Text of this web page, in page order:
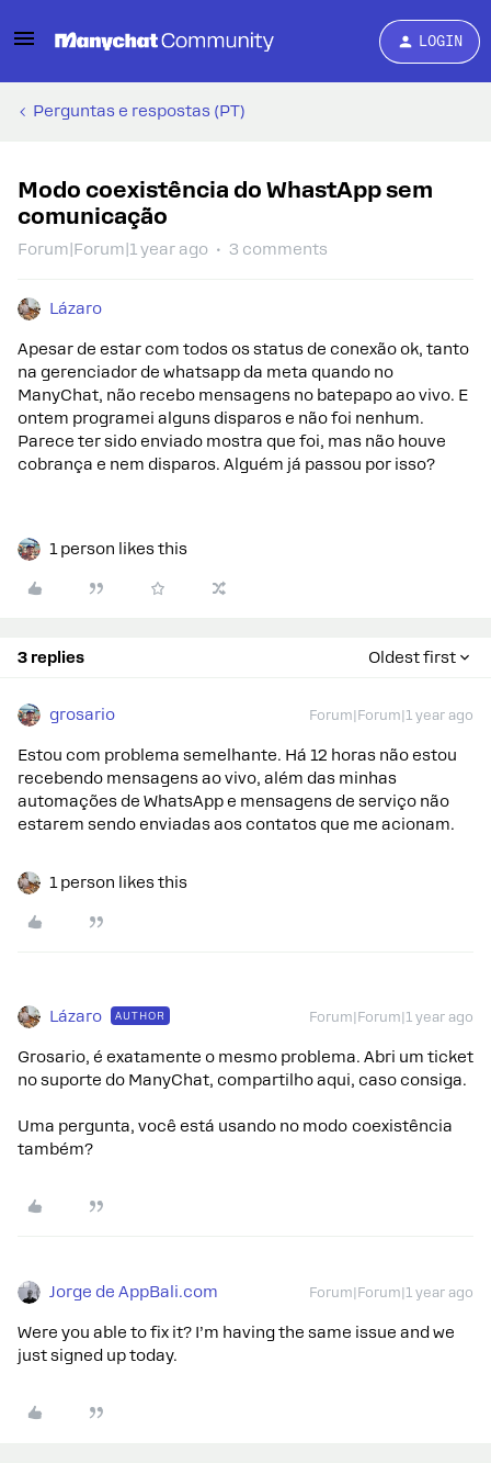
LOGIN
Perguntas e respostas (PT)
Modo coexistência do WhastApp sem
comunicação
Forum|Forum|1 year ago 3 comments
Lázaro
Apesar de estar com todos os status de conexão ok, tanto
na gerenciador de whatsapp da meta quando no
ManyChat, não recebo mensagens no batepapo ao vivo. E
ontem programei alguns disparos e não foi nenhum.
Parece ter sido enviado mostra que foi, mas não houve
cobrança e nem disparos. Alguém já passou por isso?
1 person likes this
3 replies Oldest first
grosario Forum|Forum|1 year ago
Estou com problema semelhante. Há 12 horas não estou
recebendo mensagens ao vivo, além das minhas
automações de WhatsApp e mensagens de serviço não
estarem sendo enviadas aos contatos que me acionam.
1 person likes this
Lázaro AUTHOR Forum|Forum|1 year ago
Grosario, é exatamente o mesmo problema. Abri um ticket
no suporte do ManyChat, compartilho aqui, caso consiga.
Uma pergunta, você está usando no modo coexistência
também?
Jorge de AppBali.com Forum|Forum|1 year ago
Were you able to fix it? I’m having the same issue and we
just signed up today.